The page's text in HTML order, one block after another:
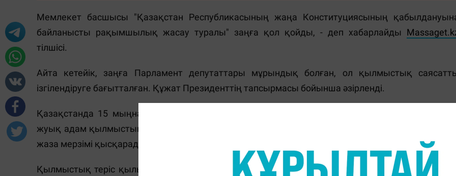
Мемлекет басшысы "Қазақстан Республикасының жаңа Конституциясының
байланысты рақымшылық жасау туралы" заңға қол қойды, - деп хабарлайды
тілшісі.
Айта кетейік, заңға Парламент депутаттары мұрындық болған, ол қылмыстық
ізгілендіруге бағытталған. Құжат Президенттің тапсырмасы бойынша әзірленді.
Қазақстанда 15 мыңнан аса сотталған адам рақымшылыққа ілігеді. Оның ішінде 4,5
жуық адам қылмыстық жауапкершілік пен жазадан босатылса, тағы 10,8 мың адамның
жаза мерзімі қысқарады.
Қылмыстық теріс қылықтар мен ауырлығы орташа қылмыстар жасаған адамдар